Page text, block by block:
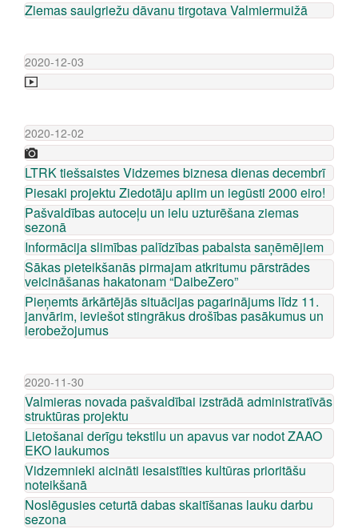
Ziemas saulgriežu dāvanu tirgotava Valmiermuižā
2020-12-03
2020-12-02
LTRK tiešsaistes Vidzemes biznesa dienas decembrī
Piesaki projektu Ziedotāju aplim un iegūsti 2000 eiro!
Pašvaldības autoceļu un ielu uzturēšana ziemas
sezonā
Informācija slimības palīdzības pabalsta saņēmējiem
Sākas pieteikšanās pirmajam atkritumu pārstrādes
veicināšanas hakatonam “DaibeZero”
Pieņemts ārkārtējās situācijas pagarinājums līdz 11.
janvārim, ieviešot stingrākus drošības pasākumus un
ierobežojumus
2020-11-30
Valmieras novada pašvaldībai izstrādā administratīvās
struktūras projektu
Lietošanai derīgu tekstilu un apavus var nodot ZAAO
EKO laukumos
Vidzemnieki aicināti iesaistīties kultūras prioritāšu
noteikšanā
Noslēgusies ceturtā dabas skaitīšanas lauku darbu
sezona